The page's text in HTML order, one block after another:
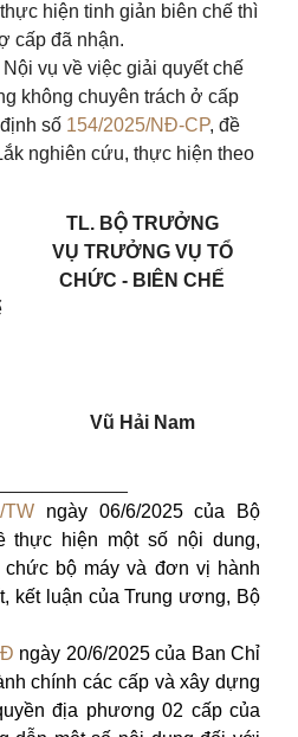
hiện tinh giản biên chế thì
cấp đã nhận.
vụ về việc giải quyết chế
không chuyên trách ở cấp
số 154/2025/NĐ-CP, đề
nghiên cứu, thực hiện theo
TL. BỘ TRƯỞNG
VỤ TRƯỞNG VỤ TỔ
CHỨC - BIÊN CHẾ
Vũ Hải Nam
TW ngày 06/6/2025 của Bộ
thực hiện một số nội dung,
bộ máy và đơn vị hành
kết luận của Trung ương, Bộ
ngày 20/6/2025 của Ban Chỉ
chính các cấp và xây dựng
địa phương 02 cấp của